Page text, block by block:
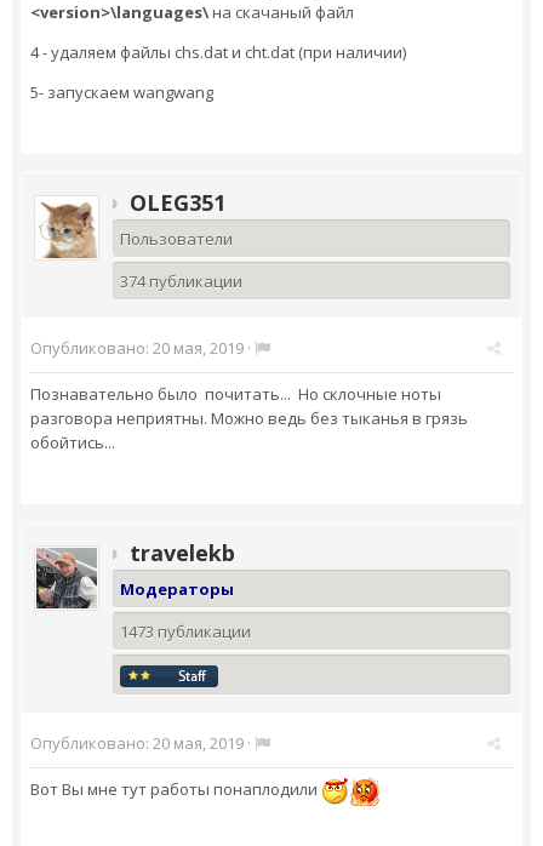
<version>\languages\на скачаный файл
4 - удаляем файлы chs.dat и cht.dat (при наличии)
5- запускаем wangwang
OLEG351
Пользователи
374 публикации
Опубликовано: 20 мая, 2019 ·
Познавательно было почитать... Но склочные ноты
разговора неприятны. Можно ведь без тыканья в грязь
обойтись...
travelekb
Модераторы
1473 публикации
Опубликовано: 20 мая, 2019 ·
Вот Вы мне тут работы понаплодили